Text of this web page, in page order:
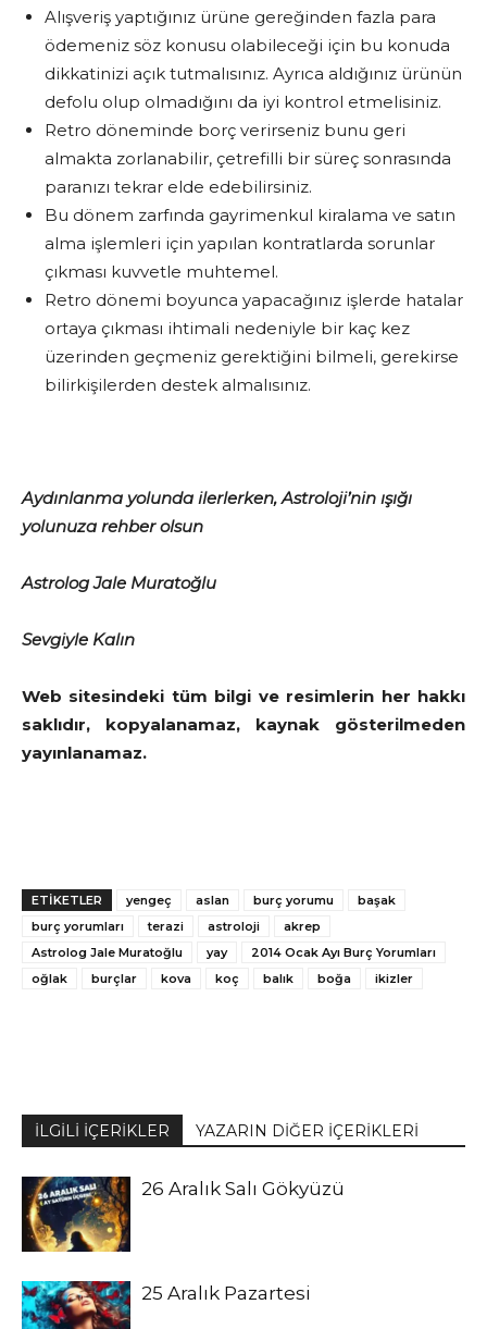
Alışveriş yaptığınız ürüne gereğinden fazla para
ödemeniz söz konusu olabileceği için bu konuda
dikkatinizi açık tutmalısınız. Ayrıca aldığınız ürünün
defolu olup olmadığını da iyi kontrol etmelisiniz.
Retro döneminde borç verirseniz bunu geri
almakta zorlanabilir, çetrefilli bir süreç sonrasında
paranızı tekrar elde edebilirsiniz.
Bu dönem zarfında gayrimenkul kiralama ve satın
alma işlemleri için yapılan kontratlarda sorunlar
çıkması kuvvetle muhtemel.
Retro dönemi boyunca yapacağınız işlerde hatalar
ortaya çıkması ihtimali nedeniyle bir kaç kez
üzerinden geçmeniz gerektiğini bilmeli, gerekirse
bilirkişilerden destek almalısınız.
Aydınlanma yolunda ilerlerken, Astroloji’nin ışığı
yolunuza rehber olsun
Astrolog Jale Muratoğlu
Sevgiyle Kalın
Web sitesindeki tüm bilgi ve resimlerin her hakkı
saklıdır, kopyalanamaz, kaynak gösterilmeden
yayınlanamaz.
ETİKETLER yengeç aslan burç yorumu
başak
burç yorumları
terazi astroloji
akrep
Astrolog Jale Muratoğlu
yay
2014 Ocak Ayı Burç Yorumları
oğlak
burçlar kova koç balık boğa ikizler
İLGİLİ İÇERİKLER YAZARIN DİĞER İÇERİKLERİ
26 Aralık Salı Gökyüzü
25 Aralık Pazartesi